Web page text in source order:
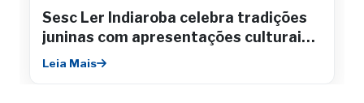
Sesc Ler Indiaroba celebra tradições
juninas com apresentações culturais e
integração comunitária
Leia Mais